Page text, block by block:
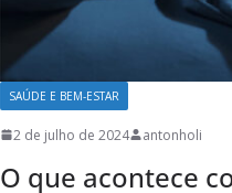
SAÚDE E BEM-ESTAR
2 de julho de 2024 antonholi
O que acontece